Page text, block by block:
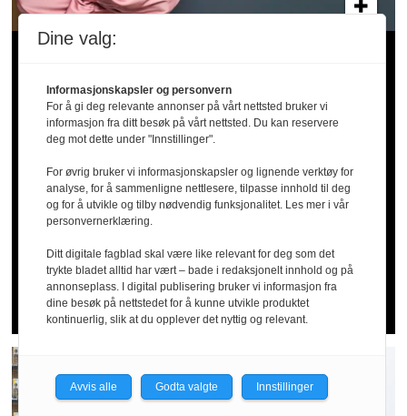
Store mangler
i barnevernet:
Ansatte
trenger bedre
vern
Dine valg:
Informasjonskapsler og personvern
For å gi deg relevante annonser på vårt nettsted bruker vi
informasjon fra ditt besøk på vårt nettsted. Du kan reservere
deg mot dette under "Innstillinger".
For øvrig bruker vi informasjonskapsler og lignende verktøy for
analyse, for å sammenligne nettlesere, tilpasse innhold til deg
og for å utvikle og tilby nødvendig funksjonalitet. Les mer i vår
personvernerklæring.
Ditt digitale fagblad skal være like relevant for deg som det
trykte bladet alltid har vært – bade i redaksjonelt innhold og på
annonseplass. I digital publisering bruker vi informasjon fra
dine besøk på nettstedet for å kunne utvikle produktet
kontinuerlig, slik at du opplever det nyttig og relevant.
Avvis alle Godta valgte Innstillinger